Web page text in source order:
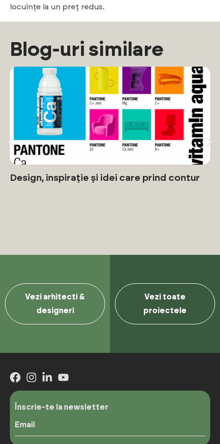
locuințe la un preț redus.
Blog-uri similare
Design, inspirație și idei care prind contur
Vezi arhitecti &
designeri
Vezi toate
proiectele
Înscrie-te la newsletter
Email